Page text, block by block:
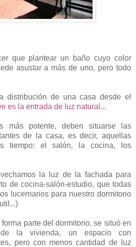
que plantear un baño cuyo color
asustar a más de uno, pero todo
distribución de una casa desde el
es la entrada de luz natural...
potente, deben situarse las
de la casa, es decir, aquellas
tiempo: el salón, la cocina, los
la luz de la fachada para
de cocina-salón-estudio, que todas
lucernarios para nuestro dormitorio
parte del dormitorio, se situó en
la vivienda, un espacio con
pero con menos cantidad de luz